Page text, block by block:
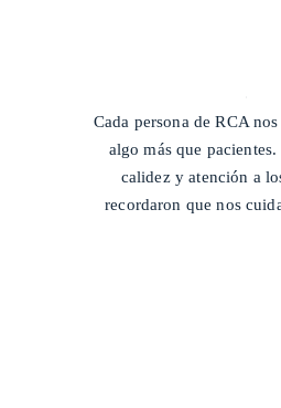
Cada persona de RCA
algo más que
calidez y atención a
recordaron que nos